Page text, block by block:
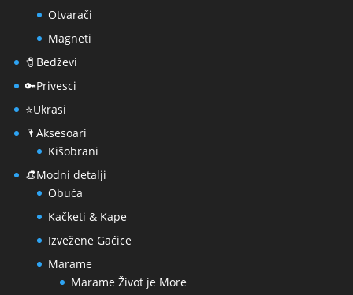
Otvarači
Magneti
🧷Bedževi
🔑Privesci
⭐Ukrasi
🌂Aksesoari
Kišobrani
👒Modni detalji
Obuća
Kačketi & Kape
Izvežene Gaćice
Marame
Marame Život je More